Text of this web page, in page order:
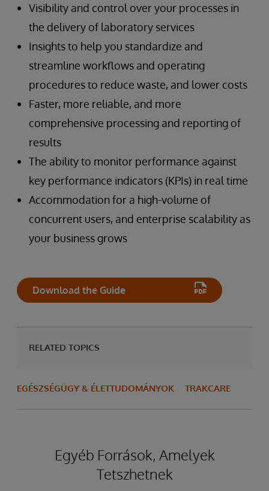
Visibility and control over your processes in
the delivery of laboratory services
Insights to help you standardize and
streamline workflows and operating
procedures to reduce waste, and lower costs
Faster, more reliable, and more
comprehensive processing and reporting of
results
The ability to monitor performance against
key performance indicators (KPIs) in real time
Accommodation for a high-volume of
concurrent users, and enterprise scalability as
your business grows
Download the Guide
RELATED TOPICS
EGÉSZSÉGÜGY & ÉLETTUDOMÁNYOK TRAKCARE
Egyéb Források, Amelyek
Tetszhetnek